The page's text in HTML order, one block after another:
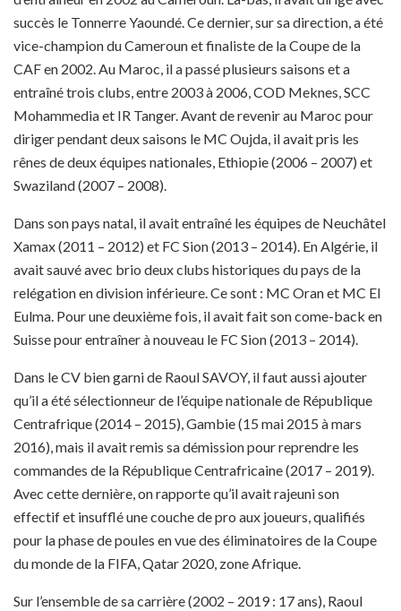
succès le Tonnerre Yaoundé. Ce dernier, sur sa direction, a été
vice-champion du Cameroun et finaliste de la Coupe de la
CAF en 2002. Au Maroc, il a passé plusieurs saisons et a
entraîné trois clubs, entre 2003 à 2006, COD Meknes, SCC
Mohammedia et IR Tanger. Avant de revenir au Maroc pour
diriger pendant deux saisons le MC Oujda, il avait pris les
rênes de deux équipes nationales, Ethiopie (2006 – 2007) et
Swaziland (2007 – 2008).
Dans son pays natal, il avait entraîné les équipes de Neuchâtel
Xamax (2011 – 2012) et FC Sion (2013 – 2014). En Algérie, il
avait sauvé avec brio deux clubs historiques du pays de la
relégation en division inférieure. Ce sont : MC Oran et MC El
Eulma. Pour une deuxième fois, il avait fait son come-back en
Suisse pour entraîner à nouveau le FC Sion (2013 – 2014).
Dans le CV bien garni de Raoul SAVOY, il faut aussi ajouter
qu’il a été sélectionneur de l’équipe nationale de République
Centrafrique (2014 – 2015), Gambie (15 mai 2015 à mars
2016), mais il avait remis sa démission pour reprendre les
commandes de la République Centrafricaine (2017 – 2019).
Avec cette dernière, on rapporte qu’il avait rajeuni son
effectif et insufflé une couche de pro aux joueurs, qualifiés
pour la phase de poules en vue des éliminatoires de la Coupe
du monde de la FIFA, Qatar 2020, zone Afrique.
Sur l’ensemble de sa carrière (2002 – 2019 : 17 ans), Raoul